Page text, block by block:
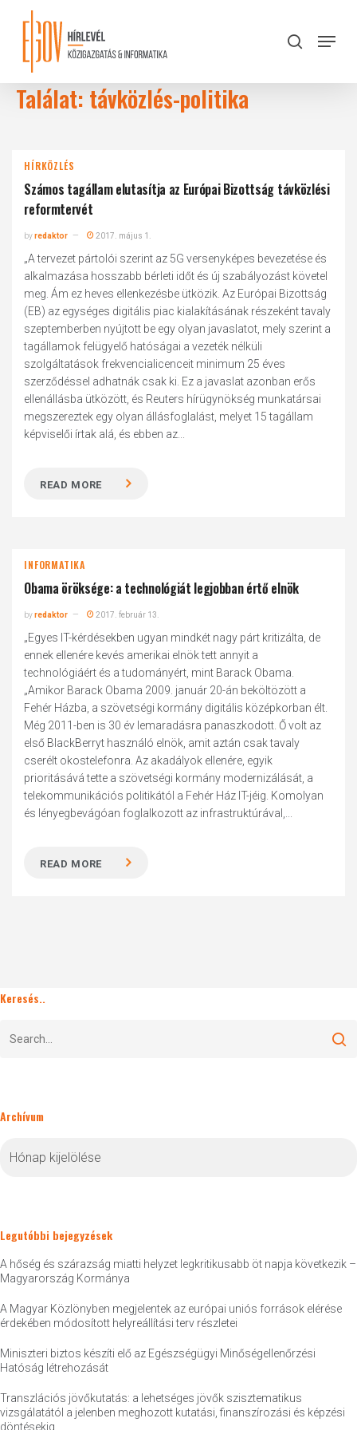
content
search
Menu
Találat: távközlés-politika
HÍRKÖZLÉS
Számos tagállam elutasítja az Európai Bizottság távközlési
reformtervét
byredaktor 2017. május 1.
„A tervezet pártolói szerint az 5G versenyképes bevezetése és
alkalmazása hosszabb bérleti időt és új szabályozást követel
meg. Ám ez heves ellenkezésbe ütközik. Az Európai Bizottság
(EB) az egységes digitális piac kialakításának részeként tavaly
szeptemberben nyújtott be egy olyan javaslatot, mely szerint a
tagállamok felügyelő hatóságai a vezeték nélküli
szolgáltatások frekvencialicenceit minimum 25 éves
szerződéssel adhatnák csak ki. Ez a javaslat azonban erős
ellenállásba ütközött, és Reuters hírügynökség munkatársai
megszereztek egy olyan állásfoglalást, melyet 15 tagállam
képviselői írtak alá, és ebben az...
READ MORE
INFORMATIKA
Obama öröksége: a technológiát legjobban értő elnök
byredaktor 2017. február 13.
„Egyes IT-kérdésekben ugyan mindkét nagy párt kritizálta, de
ennek ellenére kevés amerikai elnök tett annyit a
technológiáért és a tudományért, mint Barack Obama.
„Amikor Barack Obama 2009. január 20-án beköltözött a
Fehér Házba, a szövetségi kormány digitális középkorban élt.
Még 2011-ben is 30 év lemaradásra panaszkodott. Ő volt az
első BlackBerryt használó elnök, amit aztán csak tavaly
cserélt okostelefonra. Az akadályok ellenére, egyik
prioritásává tette a szövetségi kormány modernizálását, a
telekommunikációs politikától a Fehér Ház IT-jéig. Komolyan
és lényegbevágóan foglalkozott az infrastruktúrával,...
READ MORE
Keresés..
Archívum
Legutóbbi bejegyzések
A hőség és szárazság miatti helyzet legkritikusabb öt napja következik –
Magyarország Kormánya
A Magyar Közlönyben megjelentek az európai uniós források elérése
érdekében módosított helyreállítási terv részletei
Miniszteri biztos készíti elő az Egészségügyi Minőségellenőrzési
Hatóság létrehozását
Transzlációs jövőkutatás: a lehetséges jövők szisztematikus
vizsgálatától a jelenben meghozott kutatási, finanszírozási és képzési
döntésekig
Close